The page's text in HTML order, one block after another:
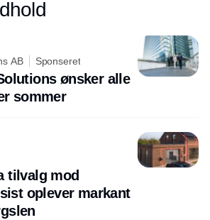
Annonce
AB Sponseret
ønsker alle
sommer
tilvalg mod
oplever markant